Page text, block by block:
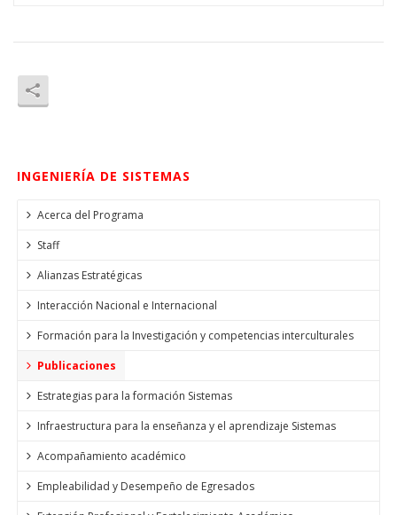
INGENIERÍA DE SISTEMAS
Acerca del Programa
Staff
Alianzas Estratégicas
Interacción Nacional e Internacional
Formación para la Investigación y competencias interculturales
Publicaciones
Estrategias para la formación Sistemas
Infraestructura para la enseñanza y el aprendizaje Sistemas
Acompañamiento académico
Empleabilidad y Desempeño de Egresados